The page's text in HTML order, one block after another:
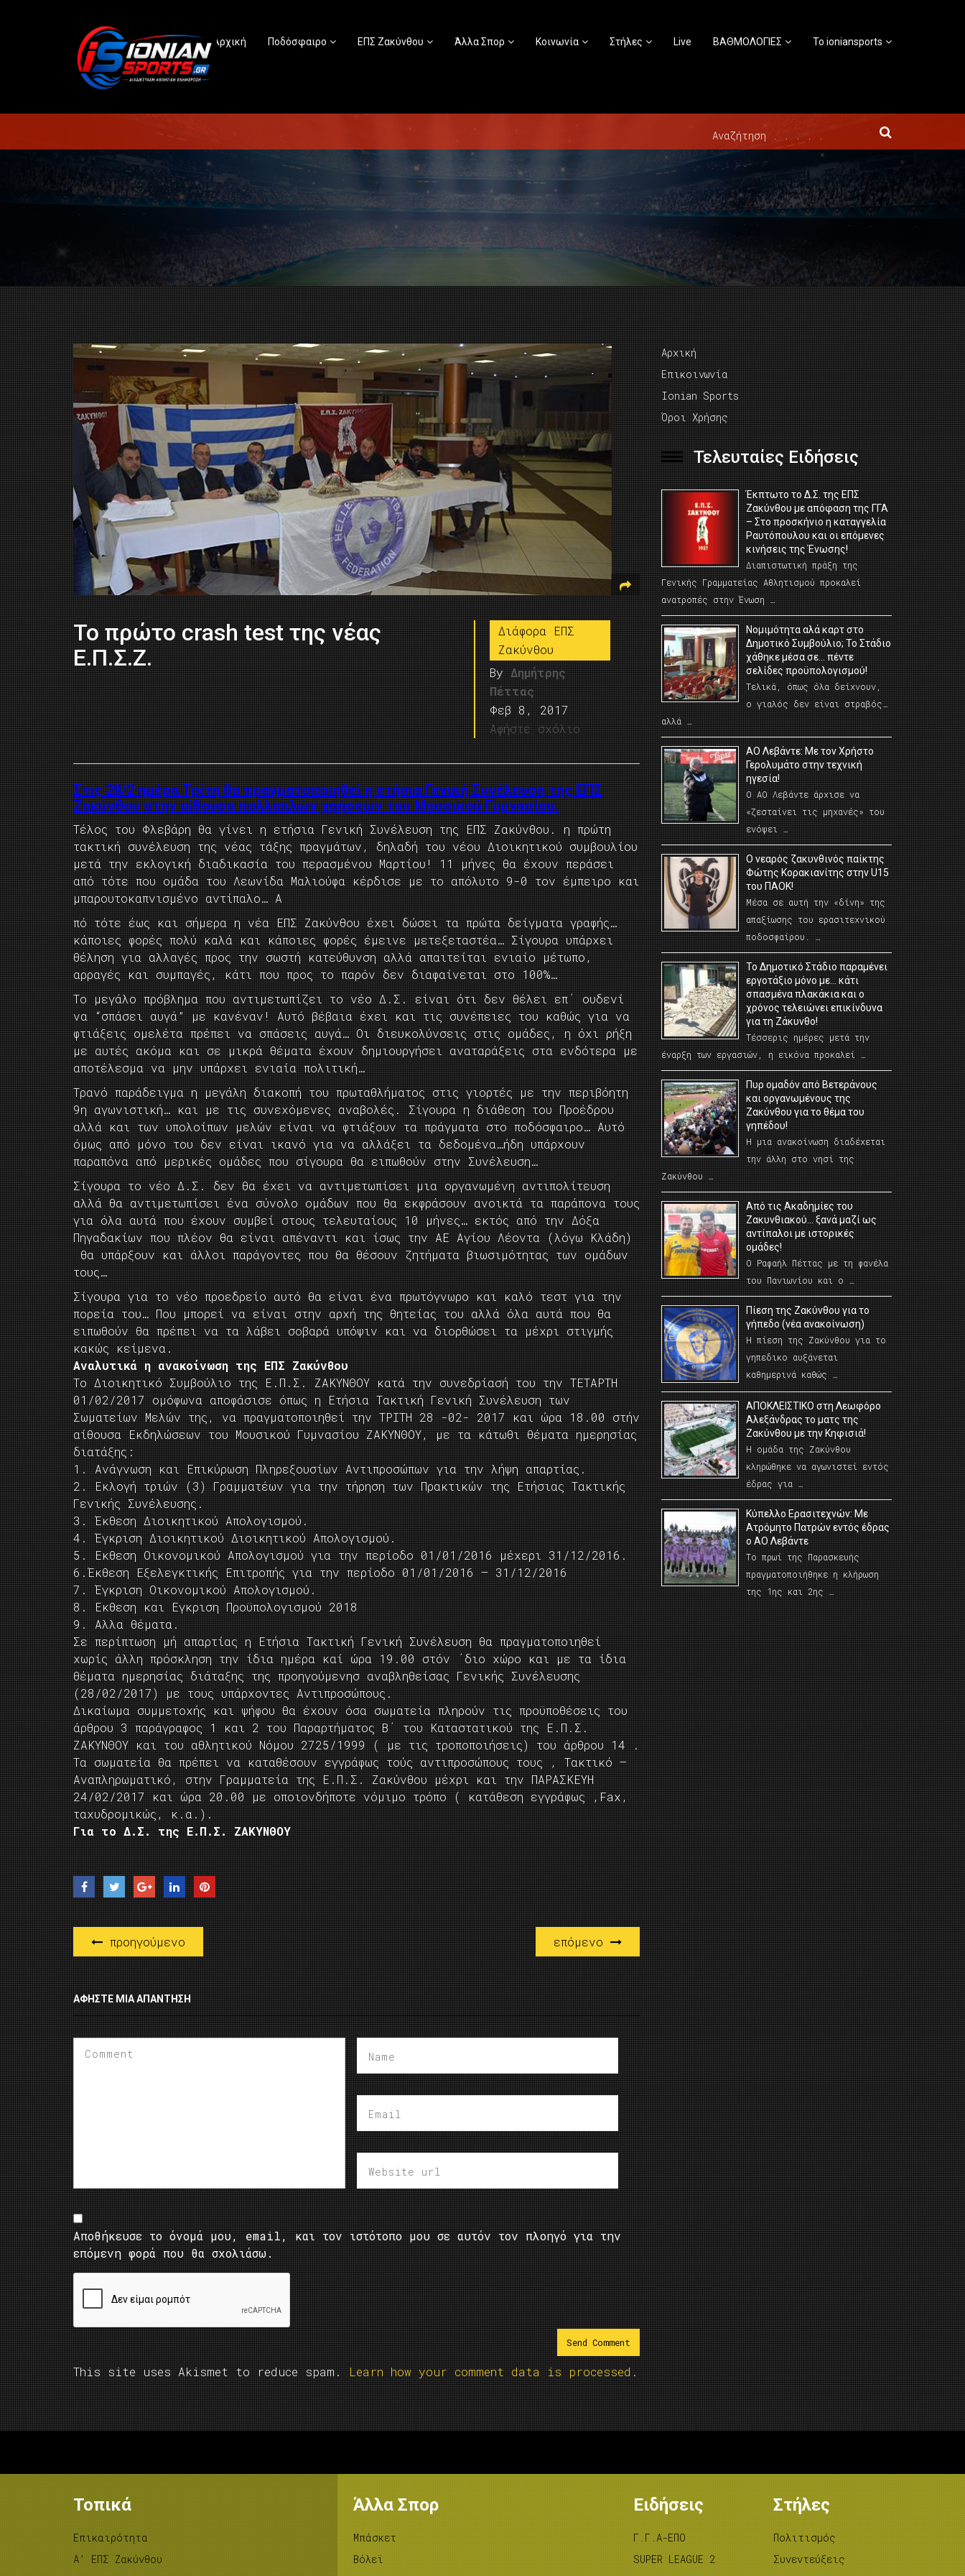
Αρχική Ποδόσφαιρο ΕΠΣ Ζακύνθου Άλλα Σπορ Κοινωνία Στήλες Live ΒΑΘΜΟΛΟΓΙΕΣ Το ioniansports
Το πρώτο crash test της νέας
Ε.Π.Σ.Ζ.
Διάφορα ΕΠΣ
Ζακύνθου
By Δημήτρης
Πέττας
Φεβ 8, 2017
Αφήστε σχόλιο
Στις 28/2 ημέρα Τρίτη θα πραγματοποιηθεί η ετήσια Γενική Συνέλευση της ΕΠΣ
Ζακύνθου στην αίθουσα πολλαπλών χρήσεων του Μουσικού Γυμνασίου.
Τέλος του Φλεβάρη θα γίνει η ετήσια Γενική Συνέλευση της ΕΠΣ Ζακύνθου. η πρώτη
τακτική συνέλευση της νέας τάξης πραγμάτων, δηλαδή του νέου Διοικητικού συμβουλίου
μετά την εκλογική διαδικασία του περασμένου Μαρτίου! 11 μήνες θα έχουν περάσει
από τότε που ομάδα του Λεωνίδα Μαλιούφα κέρδισε με το απόλυτο 9-0 τον έμπειρο και
μπαρουτοκαπνισμένο αντίπαλο… Α
πό τότε έως και σήμερα η νέα ΕΠΣ Ζακύνθου έχει δώσει τα πρώτα δείγματα γραφής…
κάποιες φορές πολύ καλά και κάποιες φορές έμεινε μετεξεταστέα… Σίγουρα υπάρχει
θέληση για αλλαγές προς την σωστή κατεύθυνση αλλά απαιτείται ενιαίο μέτωπο,
αρραγές και συμπαγές, κάτι που προς το παρόν δεν διαφαίνεται στο 100%…
Το μεγάλο πρόβλημα που αντιμετωπίζει το νέο Δ.Σ. είναι ότι δεν θέλει επ΄ ουδενί
να “σπάσει αυγά” με κανέναν! Αυτό βέβαια έχει και τις συνέπειες του καθώς για να
φτιάξεις ομελέτα πρέπει να σπάσεις αυγά… Οι διευκολύνσεις στις ομάδες, η όχι ρήξη
με αυτές ακόμα και σε μικρά θέματα έχουν δημιουργήσει αναταράξεις στα ενδότερα με
αποτέλεσμα να μην υπάρχει ενιαία πολιτική…
Τρανό παράδειγμα η μεγάλη διακοπή του πρωταθλήματος στις γιορτές με την περιβόητη
9η αγωνιστική… και με τις συνεχόμενες αναβολές. Σίγουρα η διάθεση του Προέδρου
αλλά και των υπολοίπων μελών είναι να φτιάξουν τα πράγματα στο ποδόσφαιρο… Αυτό
όμως από μόνο του δεν είναι ικανό για να αλλάξει τα δεδομένα…ήδη υπάρχουν
παραπόνα από μερικές ομάδες που σίγουρα θα ειπωθούν στην Συνέλευση…
Σίγουρα το νέο Δ.Σ. δεν θα έχει να αντιμετωπίσει μια οργανωμένη αντιπολίτευση
αλλά θα αντιμετωπίσει ένα σύνολο ομάδων που θα εκφράσουν ανοικτά τα παράπονα τους
για όλα αυτά που έχουν συμβεί στους τελευταίους 10 μήνες… εκτός από την Δόξα
Πηγαδακίων που πλέον θα είναι απέναντι και ίσως την ΑΕ Αγίου Λέοντα (λόγω Κλάδη)
θα υπάρξουν και άλλοι παράγοντες που θα θέσουν ζητήματα βιωσιμότητας των ομάδων
τους…
Σίγουρα για το νέο προεδρείο αυτό θα είναι ένα πρωτόγνωρο και καλό τεστ για την
πορεία του… Που μπορεί να είναι στην αρχή της θητείας του αλλά όλα αυτά που θα
ειπωθούν θα πρέπει να τα λάβει σοβαρά υπόψιν και να διορθώσει τα μέχρι στιγμής
κακώς κείμενα.
Αναλυτικά η ανακοίνωση της ΕΠΣ Ζακύνθου
Το Διοικητικό Συμβούλιο της Ε.Π.Σ. ΖΑΚΥΝΘΟΥ κατά την συνεδρίασή του την ΤΕΤΑΡΤΗ
01/02/2017 ομόφωνα αποφάσισε όπως η Ετήσια Τακτική Γενική Συνέλευση των
Σωματείων Μελών της, να πραγματοποιηθεί την ΤΡΙΤΗ 28 -02- 2017 και ώρα 18.00 στήν
αίθουσα Εκδηλώσεων του Μουσικού Γυμνασίου ΖΑΚΥΝΘΟΥ, με τα κάτωθι θέματα ημερησίας
διατάξης:
1. Ανάγνωση και Επικύρωση Πληρεξουσίων Αντιπροσώπων για την λήψη απαρτίας.
2. Εκλογή τριών (3) Γραμματέων για την τήρηση των Πρακτικών της Ετήσιας Τακτικής
Γενικής Συνέλευσης.
3. Έκθεση Διοικητικού Απολογισμού.
4. Έγκριση Διοικητικού Διοικητικού Απολογισμού.
5. Εκθεση Οικονομικού Απολογισμού για την περίοδο 01/01/2016 μέχερι 31/12/2016.
6.Έκθεση Εξελεγκτικής Επιτροπής για την περίοδο 01/01/2016 – 31/12/2016
7. Έγκριση Οικονομικού Απολογισμού.
8. Εκθεση και Εγκριση Προϋπολογισμού 2018
9. Αλλα θέματα.
Σε περίπτωση μή απαρτίας η Ετήσια Τακτική Γενική Συνέλευση θα πραγματοποιηθεί
χωρίς άλλη πρόσκληση την ίδια ημέρα καί ώρα 19.00 στόν ΄διο χώρο και με τα ίδια
θέματα ημερησίας διάταξης της προηγούμενησ αναβληθείσας Γενικής Συνέλευσης
(28/02/2017) με τους υπάρχοντες Αντιπροσώπους.
Δικαίωμα συμμετοχής και ψήφου θα έχουν όσα σωματεία πληρούν τις προϋποθέσεις του
άρθρου 3 παράγραφος 1 και 2 του Παραρτήματος Β΄ του Καταστατικού της Ε.Π.Σ.
ΖΑΚΥΝΘΟΥ και του αθλητικού Νόμου 2725/1999 ( με τις τροποποιήσεις) του άρθρου 14 .
Τα σωματεία θα πρέπει να καταθέσουν εγγράφως τούς αντιπροσώπους τους , Τακτικό –
Αναπληρωματικό, στην Γραμματεία της Ε.Π.Σ. Ζακύνθου μέχρι και την ΠΑΡΑΣΚΕΥΗ
24/02/2017 και ώρα 20.00 με οποιονδήποτε νόμιμο τρόπο ( κατάθεση εγγράφως ,Fax,
ταχυδρομικώς, κ.α.).
Για το Δ.Σ. της Ε.Π.Σ. ΖΑΚΥΝΘΟΥ
προηγούμενο επόμενο
ΑΦΉΣΤΕ ΜΙΑ ΑΠΆΝΤΗΣΗ
Αποθήκευσε το όνομά μου, email, και τον ιστότοπο μου σε αυτόν τον πλοηγό για την
επόμενη φορά που θα σχολιάσω.
This site uses Akismet to reduce spam. Learn how your comment data is processed.
Αρχική
Επικοινωνία
Ionian Sports
Όροι Χρήσης
Τελευταίες Ειδήσεις
Έκπτωτο το Δ.Σ. της ΕΠΣ
Ζακύνθου με απόφαση της ΓΓΑ
– Στο προσκήνιο η καταγγελία
Ραυτόπουλου και οι επόμενες
κινήσεις της Ένωσης!
Διαπιστωτική πράξη της
Γενικής Γραμματείας Αθλητισμού προκαλεί
ανατροπές στην Ένωση …
Νομιμότητα αλά καρτ στο
Δημοτικό Συμβούλιο; Το Στάδιο
χάθηκε μέσα σε… πέντε
σελίδες προϋπολογισμού!
Τελικά, όπως όλα δείχνουν,
ο γιαλός δεν είναι στραβός…
αλλά …
ΑΟ Λεβάντε: Με τον Χρήστο
Γερολυμάτο στην τεχνική
ηγεσία!
Ο ΑΟ Λεβάντε άρχισε να
«ζεσταίνει τις μηχανές» του
ενόψει …
O νεαρός ζακυνθινός παίκτης
Φώτης Κορακιανίτης στην U15
του ΠΑΟΚ!
Μέσα σε αυτή την «δίνη» της
απαξίωσης του ερασιτεχνικού
ποδοσφαίρου. …
Το Δημοτικό Στάδιο παραμένει
εργοτάξιο μόνο με… κάτι
σπασμένα πλακάκια και ο
χρόνος τελειώνει επικίνδυνα
για τη Ζάκυνθο!
Τέσσερις ημέρες μετά την
έναρξη των εργασιών, η εικόνα προκαλεί …
Πυρ ομαδόν από Βετεράνους
και οργανωμένους της
Ζακύνθου για το θέμα του
γηπέδου!
Η μια ανακοίνωση διαδέχεται
την άλλη στο νησί της
Ζακύνθου …
Από τις Ακαδημίες του
Ζακυνθιακού… ξανά μαζί ως
αντίπαλοι με ιστορικές
ομάδες!
Ο Ραφαήλ Πέττας με τη φανέλα
του Πανιωνίου και ο …
Πίεση της Ζακύνθου για το
γήπεδο (νέα ανακοίνωση)
Η πίεση της Ζακύνθου για το
γηπεδικο αυξάνεται
καθημερινά καθώς …
AΠΟΚΛΕΙΣΤΙΚΟ στη Λεωφόρο
Αλεξάνδρας το ματς της
Ζακύνθου με την Κηφισιά!
Η ομάδα της Ζακύνθου
κληρώθηκε να αγωνιστεί εντός
έδρας για …
Κύπελλο Ερασιτεχνών: Με
Ατρόμητο Πατρών εντός έδρας
ο ΑΟ Λεβάντε
Το πρωί της Παρασκευής
πραγματοποιήθηκε η κλήρωση
της 1ης και 2ης …
Τοπικά
Επικαιρότητα
A’ ΕΠΣ Ζακύνθου
Άλλα Σπορ
Μπάσκετ
Βόλεϊ
Ειδήσεις
Γ.Γ.Α-ΕΠΟ
SUPER LEAGUE 2
Στήλες
Πολιτισμός
Συνεντεύξεις